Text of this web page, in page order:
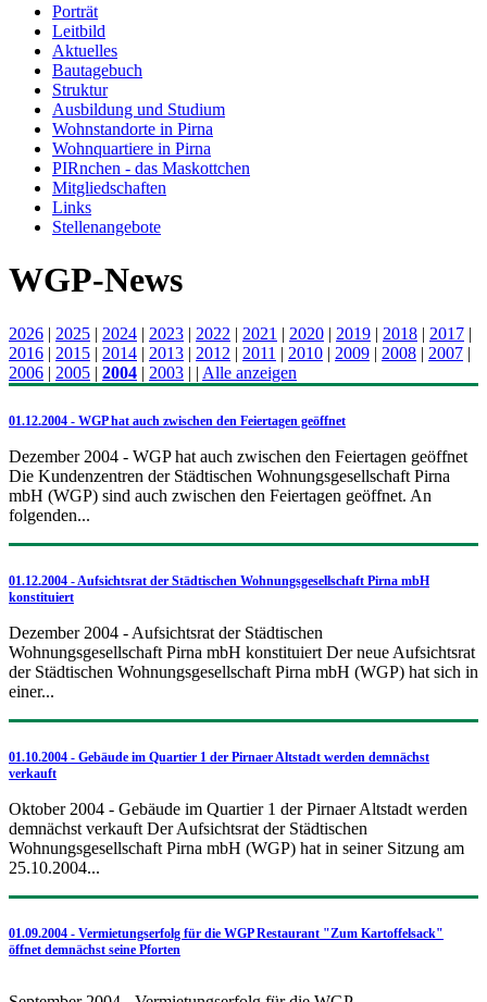
Porträt
Leitbild
Aktuelles
Bautagebuch
Struktur
Ausbildung und Studium
Wohnstandorte in Pirna
Wohnquartiere in Pirna
PIRnchen - das Maskottchen
Mitgliedschaften
Links
Stellenangebote
WGP-News
2026 | 2025 | 2024 | 2023 | 2022 | 2021 | 2020 | 2019 | 2018 | 2017 |
2016 | 2015 | 2014 | 2013 | 2012 | 2011 | 2010 | 2009 | 2008 | 2007 |
2006 | 2005 | 2004 | 2003 | | Alle anzeigen
01.12.2004 - WGP hat auch zwischen den Feiertagen geöffnet
Dezember 2004 - WGP hat auch zwischen den Feiertagen geöffnet
Die Kundenzentren der Städtischen Wohnungsgesellschaft Pirna
mbH (WGP) sind auch zwischen den Feiertagen geöffnet. An
folgenden...
01.12.2004 - Aufsichtsrat der Städtischen Wohnungsgesellschaft Pirna mbH
konstituiert
Dezember 2004 - Aufsichtsrat der Städtischen
Wohnungsgesellschaft Pirna mbH konstituiert Der neue Aufsichtsrat
der Städtischen Wohnungsgesellschaft Pirna mbH (WGP) hat sich in
einer...
01.10.2004 - Gebäude im Quartier 1 der Pirnaer Altstadt werden demnächst
verkauft
Oktober 2004 - Gebäude im Quartier 1 der Pirnaer Altstadt werden
demnächst verkauft Der Aufsichtsrat der Städtischen
Wohnungsgesellschaft Pirna mbH (WGP) hat in seiner Sitzung am
25.10.2004...
01.09.2004 - Vermietungserfolg für die WGP Restaurant "Zum Kartoffelsack"
öffnet demnächst seine Pforten